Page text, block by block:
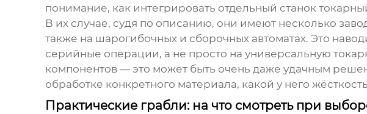
понимание, как интегрировать отдельный станок
В их случае, судя по описанию, они имеют несколько
также на шарогибочных и сборочных автоматах. Это
серийные операции, а не просто на универсальную
компонентов — это может быть очень даже удачным
обработке конкретного материала, какой у него
Практические грабли: на что смотреть при